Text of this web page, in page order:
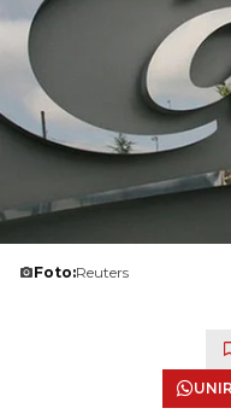
Foto:Reuters